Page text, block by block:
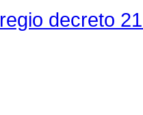
regio decreto